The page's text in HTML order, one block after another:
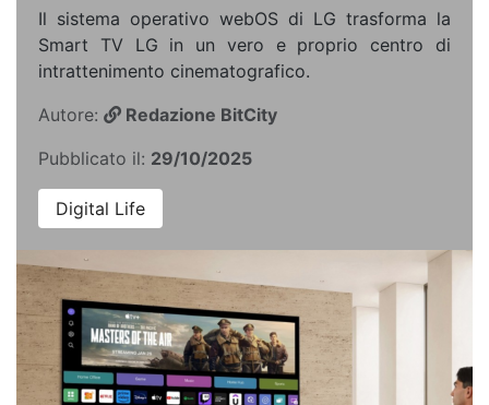
Il sistema operativo webOS di LG trasforma la
Smart TV LG in un vero e proprio centro di
intrattenimento cinematografico.
Autore:
Redazione BitCity
Pubblicato il: 29/10/2025
Digital Life